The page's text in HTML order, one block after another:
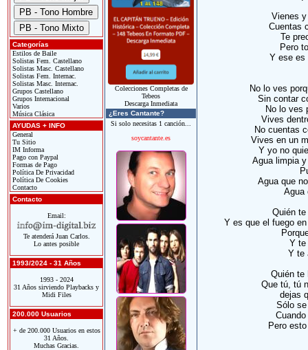
Categorías
Estilos de Baile
Solistas Fem. Castellano
Solistas Masc. Castellano
Solistas Fem. Internac.
Solistas Masc. Internac.
Grupos Castellano
Grupos Internacional
Varios
Música Clásica
AYUDAS + INFO
General
Tu Sitio
IM Informa
Pago con Paypal
Formas de Pago
Política De Privacidad
Política De Cookies
Contacto
Contacto
Email:
Te atenderá Juan Carlos.
Lo antes posible
1993/2024 - 31 Años
1993 - 2024
31 Años sirviendo Playbacks y
Midi Files
200.000 Usuarios
+ de 200.000 Usuarios en estos
31 Años.
Muchas Gracias.
Colecciones Completas de
Tebeos
Descarga Inmediata
¿Eres Cantante?
Si solo necesitas 1 canción...
soycantante.es
Vienes
Cuentas
Te
Pero
Y ese es
No lo ves
Sin contar
No lo ves
Vives
No cuentas
Vives en un
Y yo no
Agua limpia
Agua que
Agua
Quién te
Y es que el fuego
Y te
Y te
Quién te
Que tú, tú
dejas
Sólo
Pero